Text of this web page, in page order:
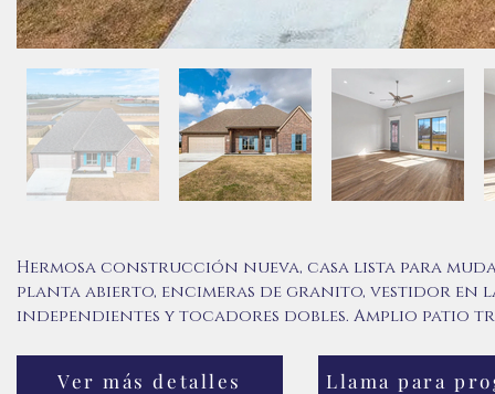
Hermosa construcción nueva, casa lista para
planta abierto, encimeras de granito, vestidor
independientes y tocadores dobles. Amplio patio
Ver más detalles